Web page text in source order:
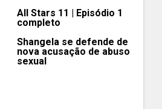
All Stars 11 | Episódio 1
completo
Shangela se defende de
nova acusação de abuso
sexual